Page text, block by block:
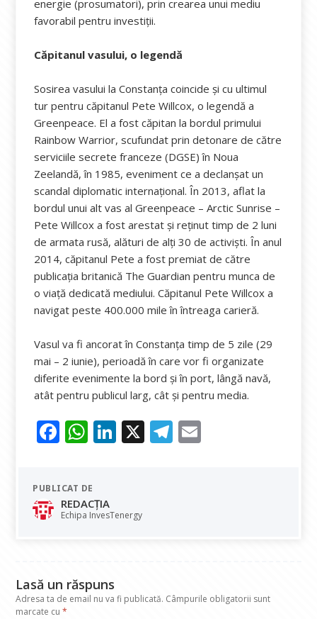
energie (prosumatori), prin crearea unui mediu
favorabil pentru investiții.
Căpitanul vasului, o legendă
Sosirea vasului la Constanța coincide și cu ultimul
tur pentru căpitanul Pete Willcox, o legendă a
Greenpeace. El a fost căpitan la bordul primului
Rainbow Warrior, scufundat prin detonare de către
serviciile secrete franceze (DGSE) în Noua
Zeelandă, în 1985, eveniment ce a declanșat un
scandal diplomatic internațional. În 2013, aflat la
bordul unui alt vas al Greenpeace – Arctic Sunrise –
Pete Willcox a fost arestat și reținut timp de 2 luni
de armata rusă, alături de alți 30 de activiști. În anul
2014, căpitanul Pete a fost premiat de către
publicația britanică The Guardian pentru munca de
o viață dedicată mediului. Căpitanul Pete Willcox a
navigat peste 400.000 mile în întreaga carieră.
Vasul va fi ancorat în Constanța timp de 5 zile (29
mai – 2 iunie), perioadă în care vor fi organizate
diferite evenimente la bord și în port, lângă navă,
atât pentru publicul larg, cât și pentru media.
F
e
b
o
W
at
s
A
Li
dI
X T
PUBLICAT DE
REDACȚIA
Echipa InvesTenergy
Lasă un răspuns
Adresa ta de email nu va fi publicată. Câmpurile obligatorii sunt
marcate cu*